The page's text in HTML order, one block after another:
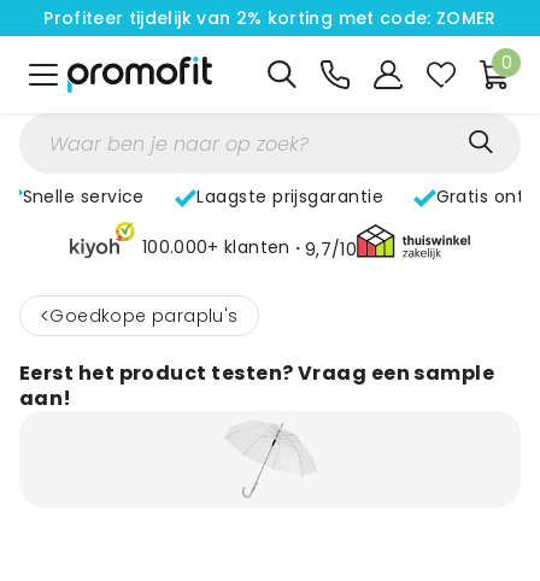
Profiteer tijdelijk van 2% korting met code: ZOMER
0
Snelle service Laagste prijsgarantie Gratis
100.000+ klanten 9,7/10
< Goedkope paraplu's
Eerst het product testen? Vraag een sample
aan!